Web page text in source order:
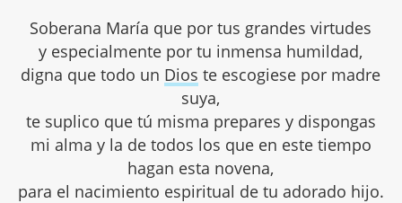
Soberana María que por tus grandes virtudes
y especialmente por tu inmensa humildad,
digna que todo un Dios te escogiese por madre
suya,
te suplico que tú misma prepares y dispongas
mi alma y la de todos los que en este tiempo
hagan esta novena,
para el nacimiento espiritual de tu adorado hijo.